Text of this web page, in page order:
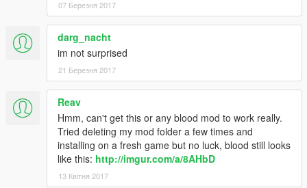
07 Березня 2017
darg_nacht
im not surprised
21 Березня 2017
Reav
Hmm, can't get this or any blood mod to work really.
Tried deleting my mod folder a few times and
installing on a fresh game but no luck, blood still looks
like this: http://imgur.com/a/8AHbD
13 Квітня 2017